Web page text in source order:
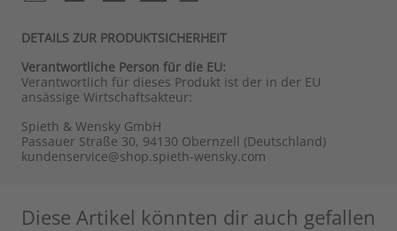
DETAILS ZUR PRODUKTSICHERHEIT
Verantwortliche Person für die EU:
Verantwortlich für dieses Produkt ist der in der EU
ansässige Wirtschaftsakteur:
Spieth & Wensky GmbH
Passauer Straße 30, 94130 Obernzell (Deutschland)
kundenservice@shop.spieth-wensky.com
Diese Artikel könnten dir auch gefallen